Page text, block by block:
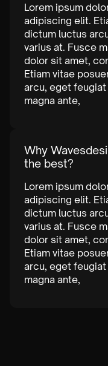
Lorem ipsum
adipiscing elit.
dictum luctus
varius at. Fusce
dolor sit amet,
Etiam vitae
arcu, eget feugiat
magna ante,
Why
the best?
Lorem ipsum
adipiscing elit.
dictum luctus
varius at. Fusce
dolor sit amet,
Etiam vitae
arcu, eget feugiat
magna ante,